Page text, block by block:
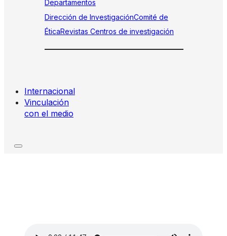
Departamentos
Dirección de InvestigaciónComité de
ÉticaRevistas Centros de investigación
Internacional
Vinculación
con el medio